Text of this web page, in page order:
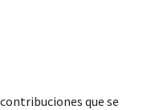
que se